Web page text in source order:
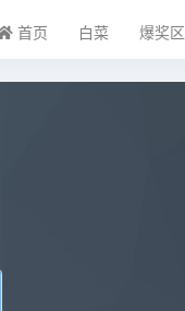
首页 白菜 爆奖区